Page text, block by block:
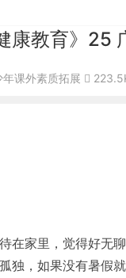
康教育》25
年课外素质拓展
在家里，觉得好无
独，如果没有暑假